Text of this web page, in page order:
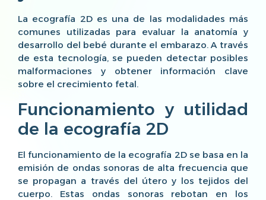
La ecografía 2D es una de las modalidades más
comunes utilizadas para evaluar la anatomía y
desarrollo del bebé durante el embarazo. A través
de esta tecnología, se pueden detectar posibles
malformaciones y obtener información clave
sobre el crecimiento fetal.
Funcionamiento y utilidad
de la ecografía 2D
El funcionamiento de la ecografía 2D se basa en la
emisión de ondas sonoras de alta frecuencia que
se propagan a través del útero y los tejidos del
cuerpo. Estas ondas sonoras rebotan en los